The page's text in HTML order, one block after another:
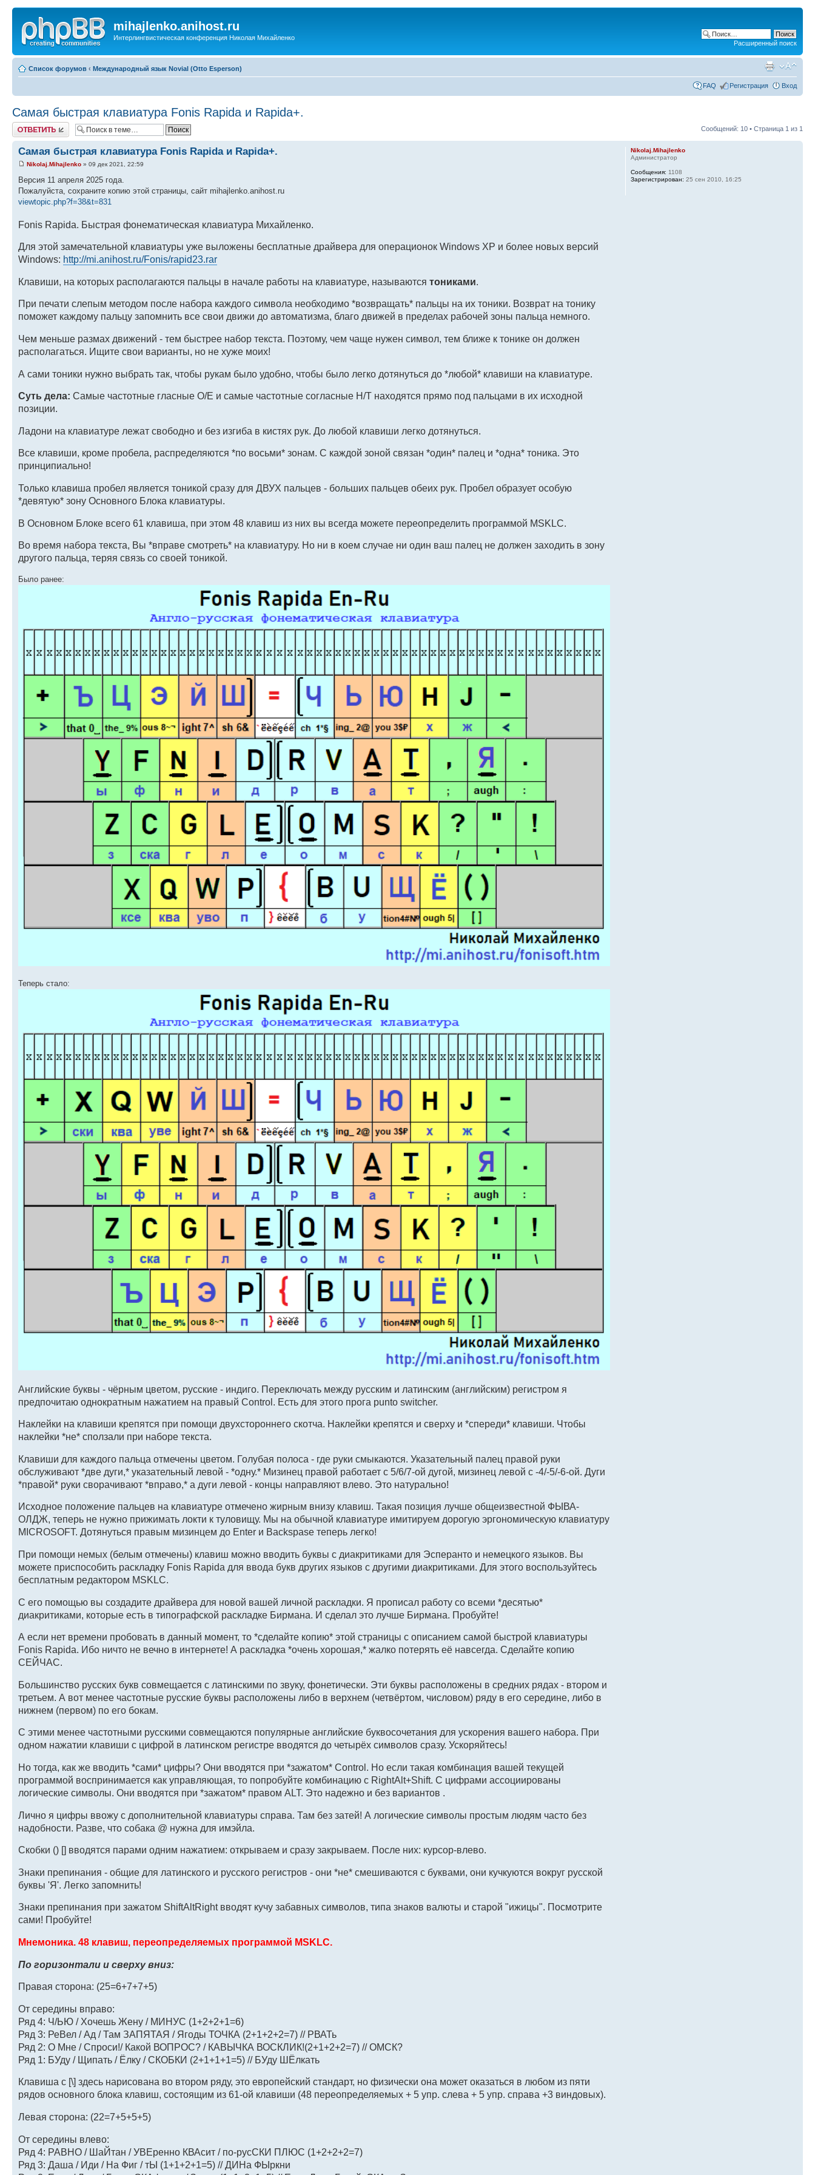
mihajlenko.anihost.ru
Интерлингвистическая конференция Николая Михайленко
Расширенный поиск
Список форумов ‹ Международный язык Novial (Otto Esperson)
FAQ Регистрация Вход
Самая быстрая клавиатура Fonis Rapida и Rapida+.
Ответить Сообщений: 10 • Страница 1 из 1
Самая быстрая клавиатура Fonis Rapida и Rapida+.
Nikolaj.Mihajlenko » 09 дек 2021, 22:59
Версия 11 апреля 2025 года.
Пожалуйста, сохраните копию этой страницы, сайт mihajlenko.anihost.ru
viewtopic.php?f=38&t=831
Fonis Rapida. Быстрая фонематическая клавиатура Михайленко.
Для этой замечательной клавиатуры уже выложены бесплатные драйвера для операционок Windows XP и более новых версий
Windows: http://mi.anihost.ru/Fonis/rapid23.rar
Клавиши, на которых располагаются пальцы в начале работы на клавиатуре, называются тониками.
При печати слепым методом после набора каждого символа необходимо *возвращать* пальцы на их тоники. Возврат на тонику
поможет каждому пальцу запомнить все свои движи до автоматизма, благо движей в пределах рабочей зоны пальца немного.
Чем меньше размах движений - тем быстрее набор текста. Поэтому, чем чаще нужен символ, тем ближе к тонике он должен
располагаться. Ищите свои варианты, но не хуже моих!
А сами тоники нужно выбрать так, чтобы рукам было удобно, чтобы было легко дотянуться до *любой* клавиши на клавиатуре.
Суть дела: Самые частотные гласные О/Е и самые частотные согласные Н/Т находятся прямо под пальцами в их исходной
позиции.
Ладони на клавиатуре лежат свободно и без изгиба в кистях рук. До любой клавиши легко дотянуться.
Все клавиши, кроме пробела, распределяются *по восьми* зонам. С каждой зоной связан *один* палец и *одна* тоника. Это
принципиально!
Только клавиша пробел является тоникой сразу для ДВУХ пальцев - больших пальцев обеих рук. Пробел образует особую
*девятую* зону Основного Блока клавиатуры.
В Основном Блоке всего 61 клавиша, при этом 48 клавиш из них вы всегда можете переопределить программой MSKLC.
Во время набора текста, Вы *вправе смотреть* на клавиатуру. Но ни в коем случае ни один ваш палец не должен заходить в зону
другого пальца, теряя связь со своей тоникой.
Было ранее:
Теперь стало:
Английские буквы - чёрным цветом, русские - индиго. Переключать между русским и латинским (английским) регистром я
предпочитаю однократным нажатием на правый Control. Есть для этого прога punto switcher.
Наклейки на клавиши крепятся при помощи двухстороннего скотча. Наклейки крепятся и сверху и *спереди* клавиши. Чтобы
наклейки *не* сползали при наборе текста.
Клавиши для каждого пальца отмечены цветом. Голубая полоса - где руки смыкаются. Указательный палец правой руки
обслуживают *две дуги,* указательный левой - *одну.* Мизинец правой работает с 5/6/7-ой дугой, мизинец левой с -4/-5/-6-ой. Дуги
*правой* руки сворачивают *вправо,* а дуги левой - концы направляют влево. Это натурально!
Исходное положение пальцев на клавиатуре отмечено жирным внизу клавиш. Такая позиция лучше общеизвестной ФЫВА-
ОЛДЖ, теперь не нужно прижимать локти к туловищу. Мы на обычной клавиатуре имитируем дорогую эргономическую клавиатуру
MICROSOFT. Дотянуться правым мизинцем до Enter и Backspase теперь легко!
При помощи немых (белым отмечены) клавиш можно вводить буквы с диакритиками для Эсперанто и нeмецкого языков. Вы
можете приспособить раскладку Fonis Rapida для ввода букв других языков с другими диакритиками. Для этого воспользуйтесь
бесплатным редактором MSKLC.
С его помощью вы создадите драйвера для новой вашей личной раскладки. Я прописал работу со всеми *десятью*
диакритиками, которые есть в типографской раскладке Бирмана. И сделал это лучше Бирмана. Пробуйте!
А если нет времени пробовать в данный момент, то *сделайте копию* этой страницы с описанием самой быстрой клавиатуры
Fonis Rapida. Ибо ничто не вечно в интернете! А раскладка *очень хорошая,* жалко потерять её навсегда. Сделайте копию
СЕЙЧАС.
Большинство русских букв совмещается с латинскими по звуку, фонетически. Эти буквы расположены в средних рядах - втором и
третьем. А вот менее частотные русские буквы расположены либо в верхнем (четвёртом, числовом) ряду в его середине, либо в
нижнем (первом) по его бокам.
С этими менее частотными русскими совмещаются популярные английские буквосочетания для ускорения вашего набора. При
одном нажатии клавиши с цифрой в латинском регистре вводятся до четырёх символов сразу. Ускоряйтесь!
Но тогда, как же вводить *сами* цифры? Они вводятся при *зажатом* Control. Но если такая комбинация вашей текущей
программой воспринимается как управляющая, то попробуйте комбинацию с RightAlt+Shift. С цифрами ассоциированы
логические символы. Они вводятся при *зажатом* правом ALT. Это надежно и без вариантов .
Лично я цифры ввожу с дополнительной клавиатуры справа. Там без затей! А логические символы простым людям часто без
надобности. Разве, что собака @ нужна для имэйла.
Скобки () [] вводятся парами одним нажатием: открываем и сразу закрываем. После них: курсор-влево.
Знаки препинания - общие для латинского и русского регистров - они *не* смешиваются с буквами, они кучкуются вокруг русской
буквы 'Я'. Легко запомнить!
Знаки препинания при зажатом ShiftAltRight вводят кучу забавных символов, типа знаков валюты и старой "ижицы". Посмотрите
сами! Пробуйте!
Мнемоника. 48 клавиш, переопределяемых программой MSKLC.
По горизонтали и сверху вниз:
Правая сторона: (25=6+7+7+5)
От середины вправо:
Ряд 4: Ч/ЬЮ / Хочешь Жену / МИНУС (1+2+2+1=6)
Ряд 3: РеВел / Ад / Там ЗАПЯТАЯ / Ягоды ТОЧКА (2+1+2+2=7) // РВАТь
Ряд 2: О Мне / Спроси!/ Какой ВОПРОС? / КАВЫЧКА ВОСКЛИК!(2+1+2+2=7) // ОМСК?
Ряд 1: БУду / Щипать / Ёлку / СКОБКИ (2+1+1+1=5) // БУду ШЁлкать
Клавиша с [\] здесь нарисована во втором ряду, это европейский стандарт, но физически она может оказаться в любом из пяти
рядов основного блока клавиш, состоящим из 61-ой клавиши (48 переопределяемых + 5 упр. слева + 5 упр. справа +3 виндовых).
Левая сторона: (22=7+5+5+5)
От середины влево:
Ряд 4: РАВНО / ШаЙтан / УВЕренно КВАсит / по-русСКИ ПЛЮС (1+2+2+2=7)
Ряд 3: Даша / Иди / На Фиг / тЫ (1+1+2+1=5) // ДИНа ФЫркни
Nikolaj.Mihajlenko
Администратор
Сообщения: 1108
Зарегистрирован: 25 сен 2010, 16:25